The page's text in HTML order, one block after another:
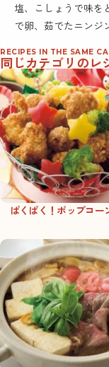
塩、こしょうで味を
で卵、茹でたニンジ
RECIPES IN THE SAME
同じカテゴリのレ
ぱくぱく！ポップコー